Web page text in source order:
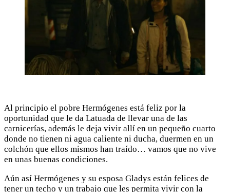
Al principio el pobre Hermógenes está feliz por la
oportunidad que le da Latuada de llevar una de las
carnicerías, además le deja vivir allí en un pequeño cuarto
donde no tienen ni agua caliente ni ducha, duermen en un
colchón que ellos mismos han traído… vamos que no vive
en unas buenas condiciones.
Aún así Hermógenes y su esposa Gladys están felices de
tener un techo y un trabajo que les permita vivir con la